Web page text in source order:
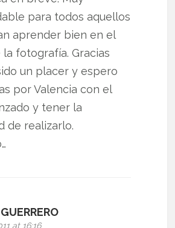
para todos aquellos
aprender bien en el
la fotografía. Gracias
un placer y espero
por Valencia con el
y tener la
de realizarlo.
at 16:16